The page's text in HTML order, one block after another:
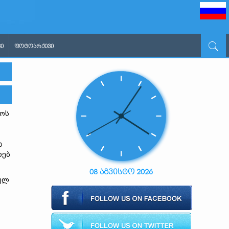
ᲤᲝᲢᲝᲐᲠᲥᲘᲕᲘ
08 აგვისტო 2026